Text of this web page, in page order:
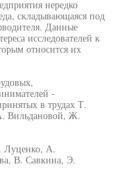
нередко
складывающаяся под
Данные
исследователей к
относится их
-
в трудах Т.
Вильдановой, Ж.
Луценко, А.
В. Савкина, Э.